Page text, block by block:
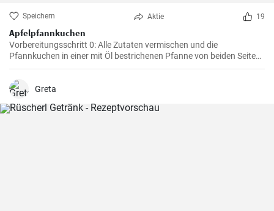
Speichern Aktie 19
Apfelpfannkuchen
Vorbereitungsschritt 0: Alle Zutaten vermischen und die
Pfannkuchen in einer mit Öl bestrichenen Pfanne von beiden Seiten
braten.
Greta